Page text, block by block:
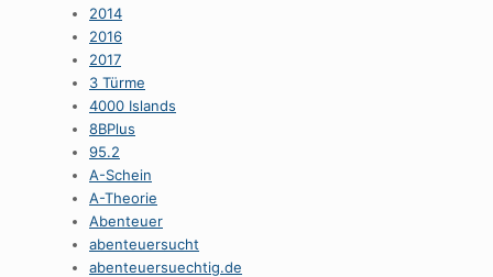
2014
2016
2017
3 Türme
4000 Islands
8BPlus
95.2
A-Schein
A-Theorie
Abenteuer
abenteuersucht
abenteuersuechtig.de